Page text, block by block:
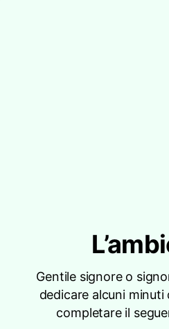
Gentile signore o
dedicare alcuni
completare il